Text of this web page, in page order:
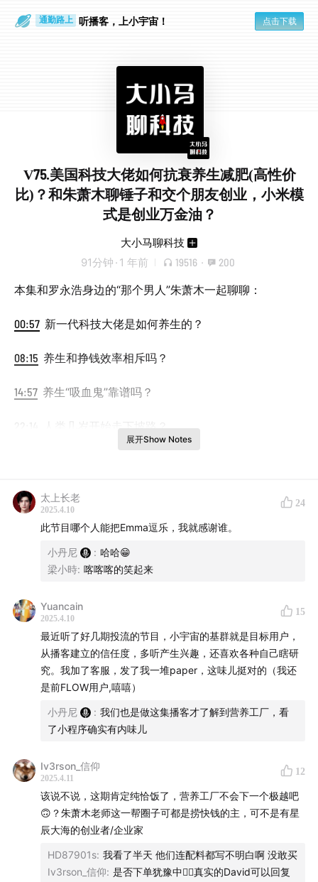
通勤路上 听播客，上小宇宙！ 点击下载
V75.美国科技大佬如何抗衰养生减肥(高性价
比)？和朱萧木聊锤子和交个朋友创业，小米模
式是创业万金油？
大小马聊科技
91分钟 · 1 年前 19516 · 200
本集和罗永浩身边的“那个男人”朱萧木一起聊聊：
00:57 新一代科技大佬是如何养生的？
08:15 养生和挣钱效率相斥吗？
14:57 养生“吸血鬼”靠谱吗？
人类几岁开始走下坡路？
41:16 从罗永浩身上学到了什么？
交个朋友直播间成功秘诀是啥？
营养工厂为啥便宜？“总成本领先”是如何做到的？
81:48
嘉宾：朱萧木，锤子科技001号员工、交个朋友直播间罗
永浩搭档、营养工厂创始人。
展开Show Notes
太上长老
2025.4.10
24
此节目哪个人能把Emma逗乐，我就感谢谁。
小丹尼 : 哈哈😁
梁小時: 喀喀喀的笑起来
Yuancain
2025.4.10
15
最近听了好几期投流的节目，小宇宙的基群就是目标用户，
从播客建立的信任度，多听产生兴趣，还喜欢各种自己瞎研
究。我加了客服，发了我一堆paper，这味儿挺对的（我还
是前FLOW用户,嘻嘻）
小丹尼 : 我们也是做这集播客才了解到营养工厂，看
了小程序确实有内味儿
Iv3rson_信仰
2025.4.11
12
该说不说，这期肯定纯恰饭了，营养工厂不会下一个极越吧
🙃？朱萧木老师这一帮圈子可都是捞快钱的主，可不是有星
辰大海的创业者/企业家
HD87901s: 我看了半天 他们连配料都写不明白啊 没敢买
Iv3rson_信仰: 是否下单犹豫中🙂‍↕️真实的David可以回复